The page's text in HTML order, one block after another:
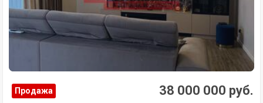
Продажа 38 000 000 руб.